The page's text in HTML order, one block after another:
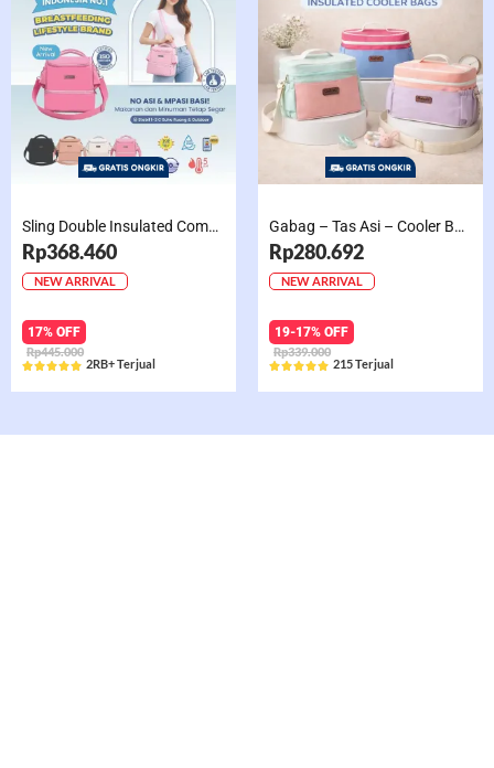
Sling Double Insulated Compartment Cappucino Black, Creamy, Salem, Chocolate
Rp368.460
NEW ARRIVAL
17% OFF
Rp445.000
 Rated
2RB+ Terjual
Gabag – Tas Asi – Cooler Bag Sling Single Compartment Mint Grape Bubble
Rp280.692
NEW ARRIVAL
19-17% OFF
Rp339.000
 Rated
215 Terjual